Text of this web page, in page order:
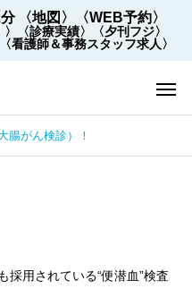
〈地図〉 〈WEB予約〉
〈診療実績〉
〈夕刊フジ〉
〈看護師＆事務スタッフ求人〉
腸がん検診）！
採用されている“便潜血”検査